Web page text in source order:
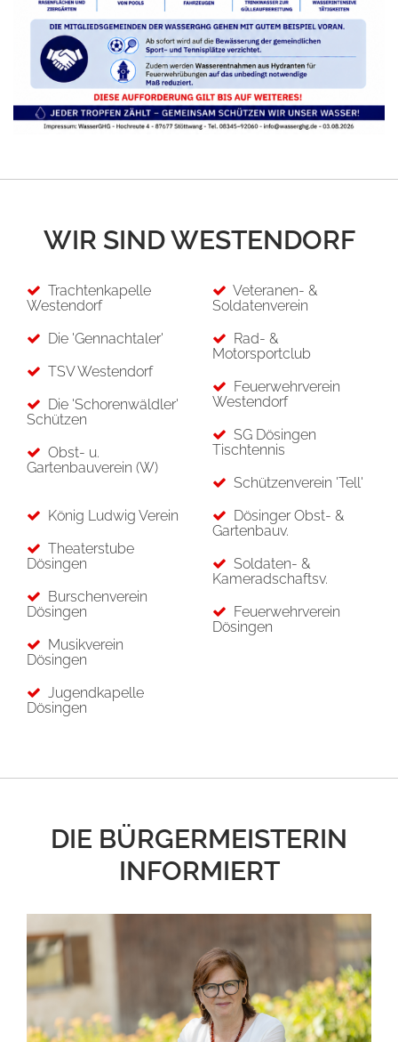
WIR SIND WESTENDORF
Trachtenkapelle
Westendorf
Die 'Gennachtaler'
TSV Westendorf
Die 'Schorenwäldler'
Schützen
Obst- u.
Gartenbauverein (W)
Veteranen- &
Soldatenverein
Rad- &
Motorsportclub
Feuerwehrverein
Westendorf
SG Dösingen
Tischtennis
Schützenverein 'Tell'
König Ludwig Verein
Theaterstube
Dösingen
Burschenverein
Dösingen
Musikverein
Dösingen
Jugendkapelle
Dösingen
Dösinger Obst- &
Gartenbauv.
Soldaten- &
Kameradschaftsv.
Feuerwehrverein
Dösingen
DIE BÜRGERMEISTERIN
INFORMIERT